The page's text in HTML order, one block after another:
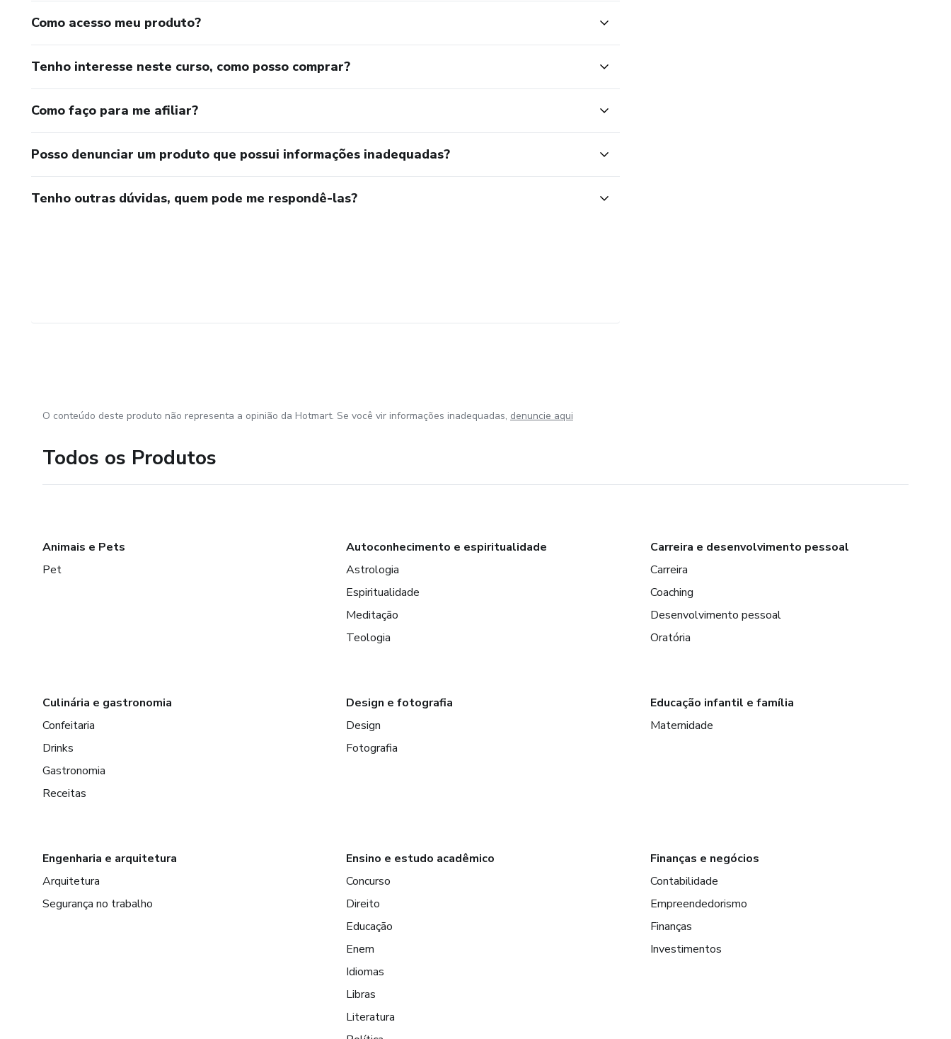
Como acesso meu produto?
Tenho interesse neste curso, como posso comprar?
Como faço para me afiliar?
Posso denunciar um produto que possui informações inadequadas?
Tenho outras dúvidas, quem pode me respondê-las?
O conteúdo deste produto não representa a opinião da Hotmart. Se você vir informações inadequadas, denuncie aqui
Todos os Produtos
Animais e Pets
Pet
Autoconhecimento e espiritualidade
Astrologia
Espiritualidade
Meditação
Teologia
Carreira e desenvolvimento pessoal
Carreira
Coaching
Desenvolvimento pessoal
Oratória
Culinária e gastronomia
Confeitaria
Drinks
Gastronomia
Receitas
Design e fotografia
Design
Fotografia
Educação infantil e família
Maternidade
Engenharia e arquitetura
Arquitetura
Segurança no trabalho
Ensino e estudo acadêmico
Concurso
Direito
Educação
Enem
Idiomas
Libras
Literatura
Finanças e negócios
Contabilidade
Empreendedorismo
Finanças
Investimentos